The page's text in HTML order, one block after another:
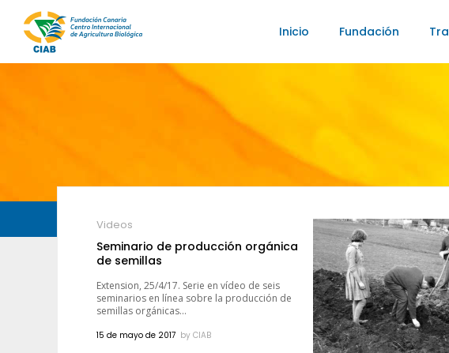
Inicio Fundación
Videos
Seminario de producción orgánica
de semillas
Extension, 25/4/17. Serie en vídeo de seis
seminarios en línea sobre la producción de
semillas orgánicas...
15 de mayo de 2017 by CIAB